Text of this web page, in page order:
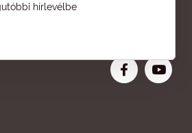
hírlevélbe